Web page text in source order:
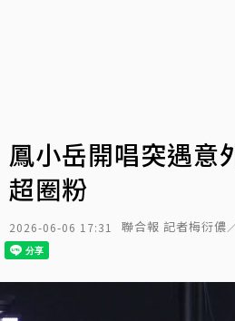
鳳小岳開唱突遇意
超圈粉
2026-06-06 17:31 聯合報 記者梅衍儂